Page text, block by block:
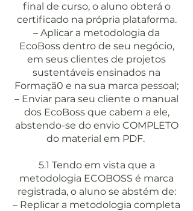
final de curso, o aluno obterá o
certificado na própria plataforma.
– Aplicar a metodologia da
EcoBoss dentro de seu negócio,
em seus clientes de projetos
sustentáveis ensinados na
Formaçã0 e na sua marca pessoal;
– Enviar para seu cliente o manual
dos EcoBoss que cabem a ele,
abstendo-se do envio COMPLETO
do material em PDF.
5.1 Tendo em vista que a
metodologia ECOBOSS é marca
registrada, o aluno se abstém de:
– Replicar a metodologia completa